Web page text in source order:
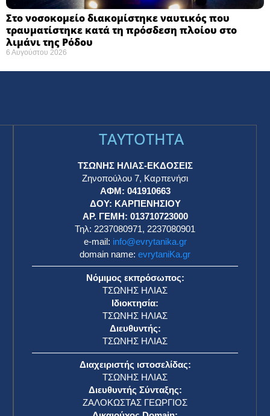
Στο νοσοκομείο διακομίστηκε ναυτικός που
τραυματίστηκε κατά τη πρόσδεση πλοίου στο
λιμάνι της Ρόδου
6 Αυγούστου 2026
TAYTOTHTA
ΤΣΩΝΗΣ ΗΛΙΑΣ-ΕΚΔΟΣΕΙΣ
Ζηνοπούλου 7, Καρπενήσι
ΑΦΜ: 041910663
ΔΟΥ: ΚΑΡΠΕΝΗΣΙΟΥ
ΑΡ. ΓΕΜΗ: 013710723000
Τηλ: 2237080971, 2237080901
e-mail: info@evrytanika.gr
domain name: evrytaniKa.gr
Νόμιμος εκπρόσωπος:
ΤΣΩΝΗΣ ΗΛΙΑΣ
Ιδιοκτησία:
ΤΣΩΝΗΣ ΗΛΙΑΣ
Διευθυντής:
ΤΣΩΝΗΣ ΗΛΙΑΣ
Διαχειριστής ιστοσελίδας:
ΤΣΩΝΗΣ ΗΛΙΑΣ
Διευθυντής Σύνταξης:
ΖΑΛΟΚΩΣΤΑΣ ΓΕΩΡΓΙΟΣ